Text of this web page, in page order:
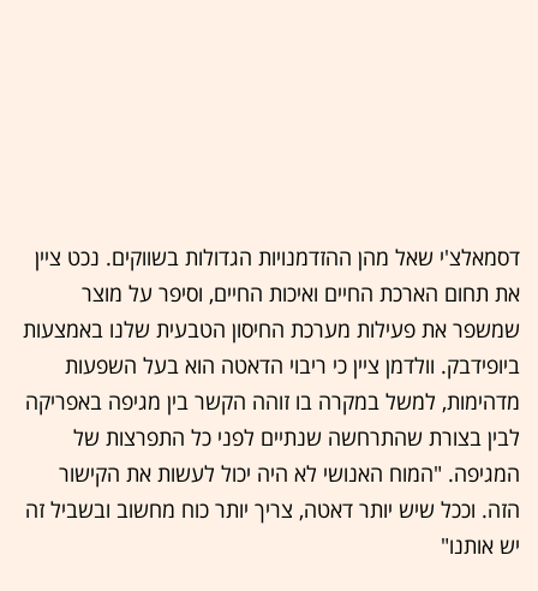
דסמאלצ'י שאל מהן ההזדמנויות הגדולות בשווקים. נכט ציין
את תחום הארכת החיים ואיכות החיים, וסיפר על מוצר
שמשפר את פעילות מערכת החיסון הטבעית שלנו באמצעות
ביופידבק. וולדמן ציין כי ריבוי הדאטה הוא בעל השפעות
מדהימות, למשל במקרה בו זוהה הקשר בין מגיפה באפריקה
לבין בצורת שהתרחשה שנתיים לפני כל התפרצות של
המגיפה. "המוח האנושי לא היה יכול לעשות את הקישור
הזה. וככל שיש יותר דאטה, צריך יותר כוח מחשוב ובשביל זה
יש אותנו"